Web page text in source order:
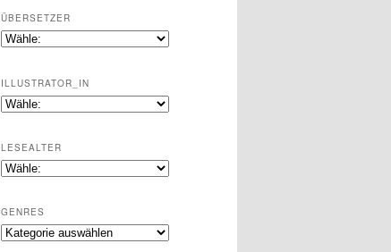
ÜBERSETZER
ILLUSTRATOR_IN
LESEALTER
GENRES
Genres